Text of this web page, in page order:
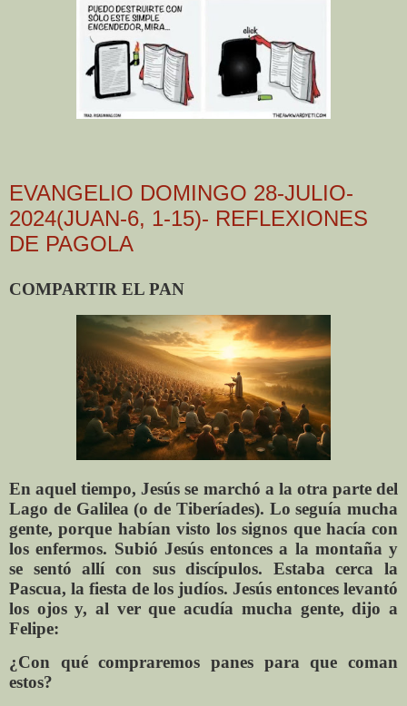
EVANGELIO DOMINGO 28-JULIO-
2024(JUAN-6, 1-15)- REFLEXIONES
DE PAGOLA
COMPARTIR EL PAN
En aquel tiempo, Jesús se marchó a la otra parte del
Lago de Galilea (o de Tiberíades). Lo seguía mucha
gente, porque habían visto los signos que hacía con
los enfermos. Subió Jesús entonces a la montaña y
se sentó allí con sus discípulos. Estaba cerca la
Pascua, la fiesta de los judíos. Jesús entonces levantó
los ojos y, al ver que acudía mucha gente, dijo a
Felipe:
¿Con qué compraremos panes para que coman
estos?